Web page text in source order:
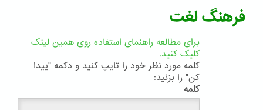
فرهنگ لغت
برای مطالعه راهنمای استفاده روی همین لینک
کلیک کنید.
کلمه مورد نظر خود را تایپ کنید و دکمه "پیدا
کن" را بزنید:
کلمه